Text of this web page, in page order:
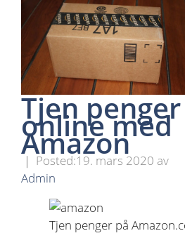
Tjen penger
online med
Amazon
19. mars 2020 av
Admin
Tjen penger på